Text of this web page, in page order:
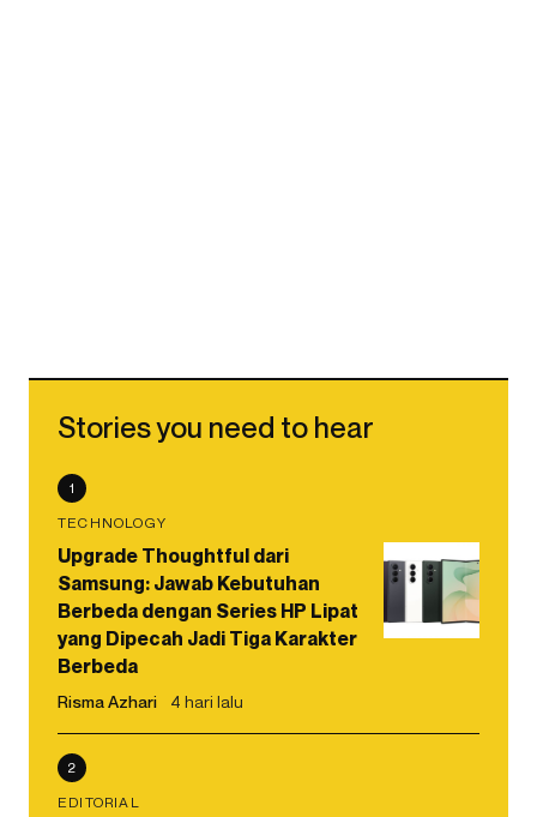
Stories you need to hear
1
TECHNOLOGY
Upgrade Thoughtful dari
Samsung: Jawab Kebutuhan
Berbeda dengan Series HP Lipat
yang Dipecah Jadi Tiga Karakter
Berbeda
Risma Azhari 4 hari lalu
2
EDITORIAL